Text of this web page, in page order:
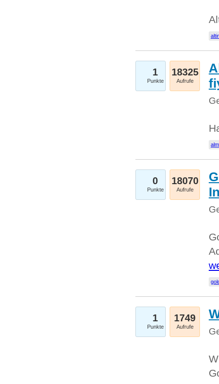
1
Punkte
18325
Aufrufe
0
Punkte
18070
Aufrufe
1
Punkte
1749
Aufrufe